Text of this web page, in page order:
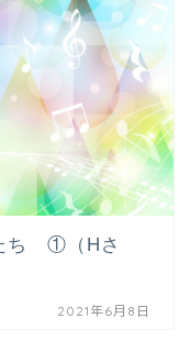
ち ①（Hさ
2021年6月8日